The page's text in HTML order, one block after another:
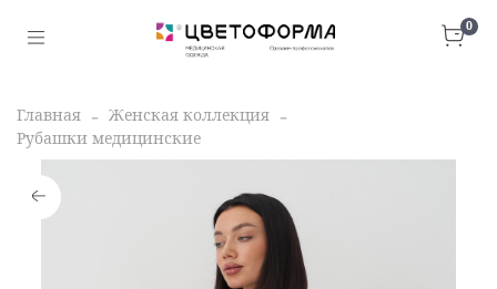
0
Главная
Женская коллекция
Рубашки медицинские